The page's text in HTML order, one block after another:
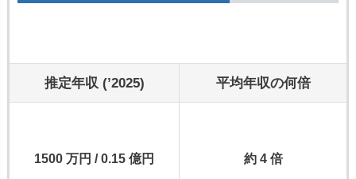
推定年収 (’2025) 平均年収の何倍
1500 万円 / 0.15 億円 約 4 倍